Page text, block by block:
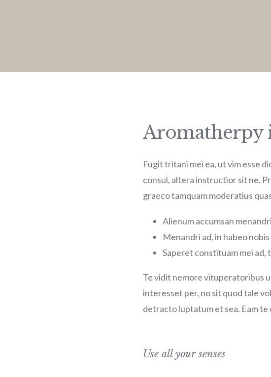
Aromatherpy
Fugit tritani mei ea, ut vim esse
consul, altera instructior sit ne.
graeco tamquam moderatius
Alienum accumsan
Menandri ad, in habeo
Saperet constituam mei
Te vidit nemore vituperatoribus
interesset per, no sit quod tale
detracto luptatum et sea. Eam
Use all your senses